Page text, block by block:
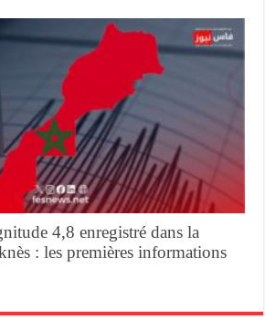
4,8 enregistré dans la
: les premières informations